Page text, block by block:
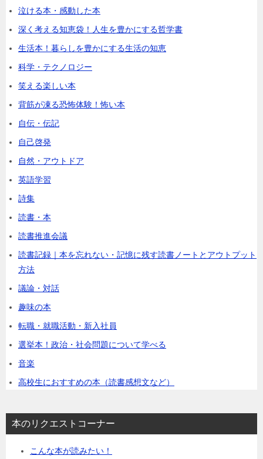
泣ける本・感動した本
深く考える知恵袋！人生を豊かにする哲学書
生活本！暮らしを豊かにする生活の知恵
科学・テクノロジー
笑える楽しい本
背筋が凍る恐怖体験！怖い本
自伝・伝記
自己啓発
自然・アウトドア
英語学習
詩集
読書・本
読書推進会議
読書記録｜本を忘れない・記憶に残す読書ノートとアウトプット
方法
議論・対話
趣味の本
転職・就職活動・新入社員
選挙本！政治・社会問題について学べる
音楽
高校生におすすめの本（読書感想文など）
本のリクエストコーナー
こんな本が読みたい！